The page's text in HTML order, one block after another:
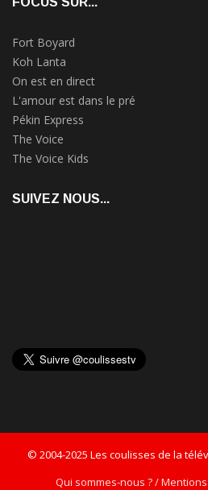
Fort Boyard
Koh Lanta
On est en direct
L'amour est dans le pré
Pékin Express
The Voice
The Voice Kids
SUIVEZ NOUS...
© 2004-2025 Les coulisses de la
Qui sommes-nous ? /